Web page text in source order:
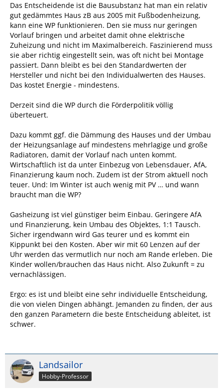
Das Entscheidende ist die Bausubstanz hat man ein relativ
gut gedämmtes Haus zB aus 2005 mit Fußbodenheizung,
kann eine WP funktionieren. Den sie muss nur geringen
Vorlauf bringen und arbeitet damit ohne elektrische
Zuheizung und nicht im Maximalbereich. Faszinierend muss
sie aber richtig eingestellt sein, was oft nicht bei Montage
passiert. Dann bleibt es bei den Standardwerten der
Hersteller und nicht bei den Individualwerten des Hauses.
Das kostet Energie - mindestens.
Derzeit sind die WP durch die Förderpolitik völlig
überteuert.
Dazu kommt ggf. die Dämmung des Hauses und der Umbau
der Heizungsanlage auf mindestens mehrlagige und große
Radiatoren, damit der Vorlauf nach unten kommt.
Wirtschaftlich ist da unter Einbezug von Lebensdauer, AfA,
Finanzierung kaum noch. Zudem ist der Strom aktuell noch
teuer. Und: Im Winter ist auch wenig mit PV … und wann
braucht man die WP?
Gasheizung ist viel günstiger beim Einbau. Geringere AfA
und Finanzierung, kein Umbau des Objektes, 1:1 Tausch.
Sicher irgendwann wird Gas teurer und es kommt ein
Kippunkt bei den Kosten. Aber wir mit 60 Lenzen auf der
Uhr werden das vermutlich nur noch am Rande erleben. Die
Kinder wollen/brauchen das Haus nicht. Also Zukunft = zu
vernachlässigen.
Ergo: es ist und bleibt eine sehr individuelle Entscheidung,
die von vielen Dingen abhängt. Jemanden zu finden, der aus
den ganzen Parametern die beste Entscheidung ableitet, ist
schwer.
Landsailor
Hobby-Professor